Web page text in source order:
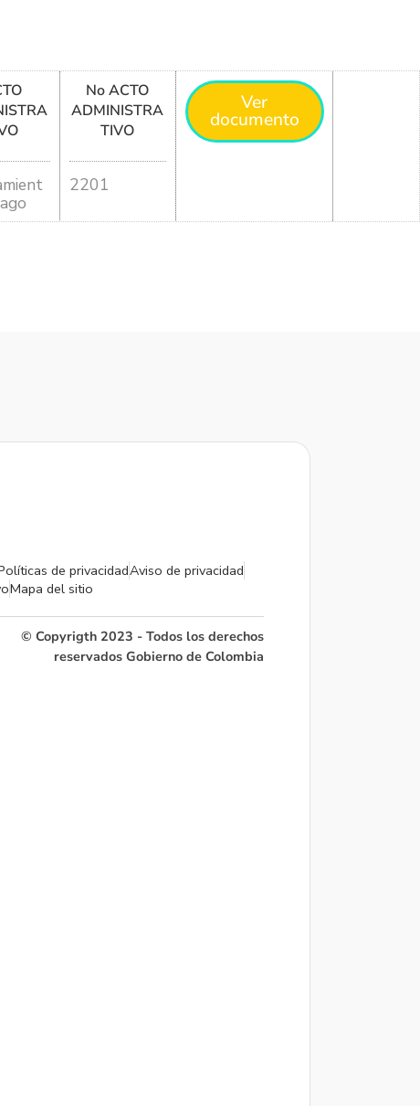
No ACTO
ADMINISTRA
TIVO
2201
Ver
documento
de privacidadAviso de privacidad
Mapa del sitio
© Copyrigth 2023 - Todos los derechos
reservados Gobierno de Colombia